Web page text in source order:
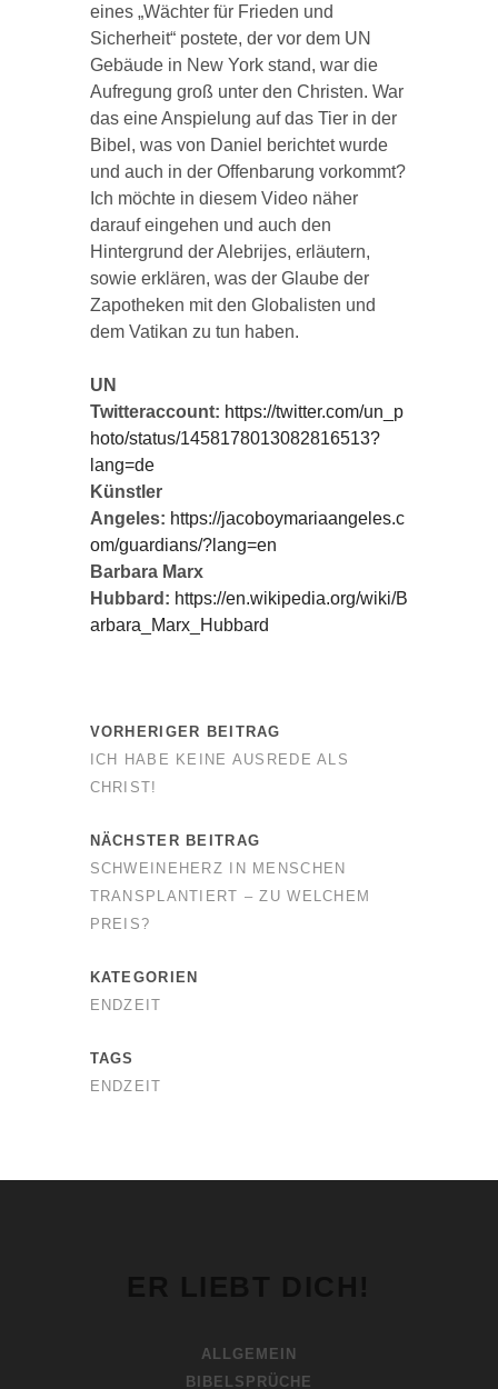
eines „Wächter für Frieden und
Sicherheit“ postete, der vor dem UN
Gebäude in New York stand, war die
Aufregung groß unter den Christen. War
das eine Anspielung auf das Tier in der
Bibel, was von Daniel berichtet wurde
und auch in der Offenbarung vorkommt?
Ich möchte in diesem Video näher
darauf eingehen und auch den
Hintergrund der Alebrijes, erläutern,
sowie erklären, was der Glaube der
Zapotheken mit den Globalisten und
dem Vatikan zu tun haben.
UN
Twitteraccount: https://twitter.com/un_p
hoto/status/1458178013082816513?
lang=de
Künstler
Angeles: https://jacoboymariaangeles.c
om/guardians/?lang=en
Barbara Marx
Hubbard: https://en.wikipedia.org/wiki/B
arbara_Marx_Hubbard
VORHERIGER BEITRAG
ICH HABE KEINE AUSREDE ALS
CHRIST!
NÄCHSTER BEITRAG
SCHWEINEHERZ IN MENSCHEN
TRANSPLANTIERT – ZU WELCHEM
PREIS?
KATEGORIEN
ENDZEIT
TAGS
ENDZEIT
ALLGEMEIN
BIBELSPRÜCHE